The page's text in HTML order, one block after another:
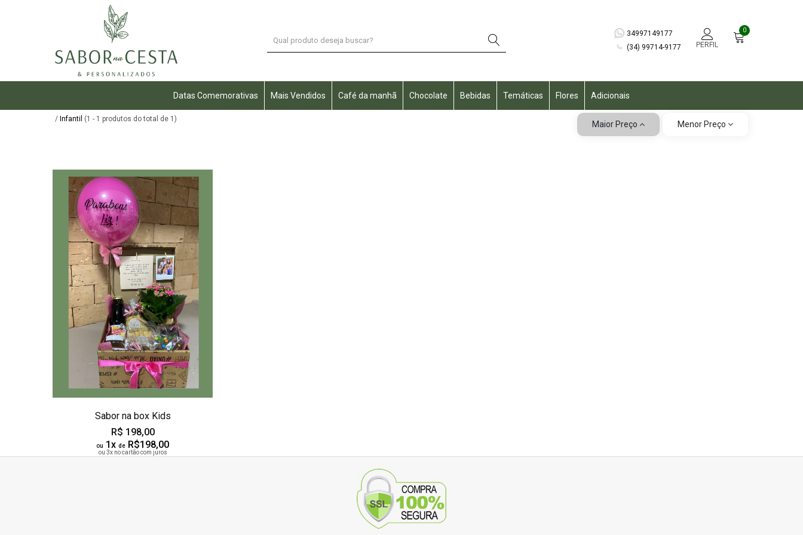
34997149177
(34) 99714-9177
PERFIL
0
Datas Comemorativas Mais Vendidos Café da manhã Chocolate Bebidas Temáticas Flores Adicionais
/ Infantil (1 - 1 produtos do total de 1)
Maior Preço Menor Preço
Sabor na box Kids
R$ 198,00
ou 1x de R$198,00
ou 3x no cartão com juros